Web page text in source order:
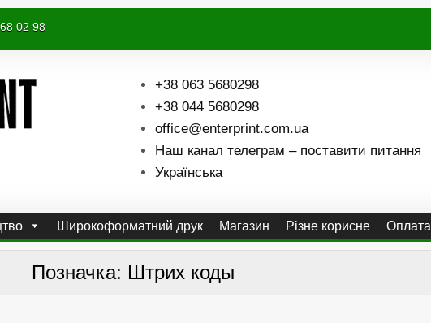
02 98
+38 063 5680298
+38 044 5680298
office@enterprint.com.ua
Наш канал телеграм – поставити питання
Українська
Широкоформатний друк Магазин Різне корисне Оплата
Позначка: Штрих коды